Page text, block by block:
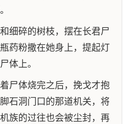
细碎的树枝，摆在长君尸
药粉撒在她身上，提起灯
体上。
尸体烧完之后，挽戈才抱
石洞门口的那道机关，将
族的过往也会被尘封，再